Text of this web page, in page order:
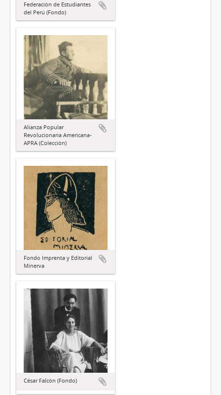
Federación de Estudiantes
del Perú (Fondo)
Alianza Popular
Revolucionaria Americana-
APRA (Colección)
Fondo Imprenta y Editorial
Minerva
César Falcón (Fondo)